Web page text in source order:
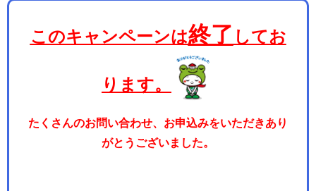
このキャンペーンは終了 してお
ります。
たくさんのお問い合わせ、お申込みをいただきあり
がとうございました。